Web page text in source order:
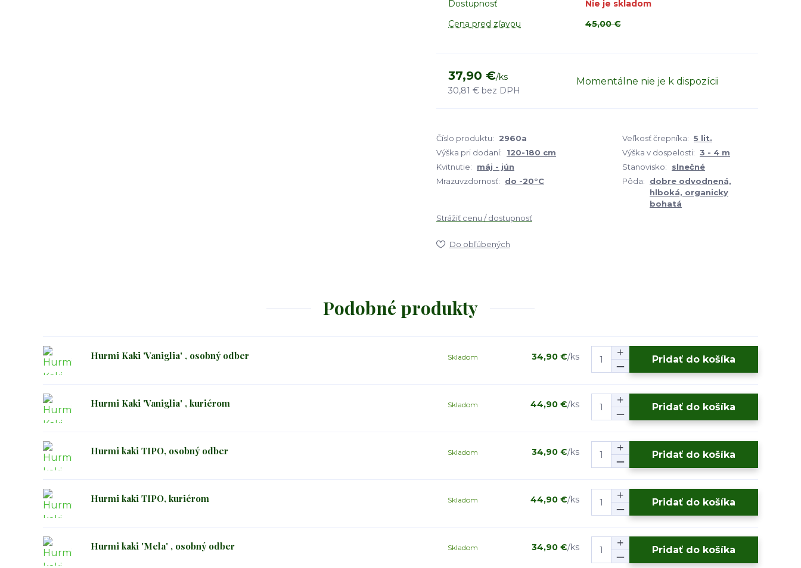
Dostupnosť
Nie je skladom
Cena pred zľavou
45,00 €
37,90 €/ks
30,81 € bez DPH
Momentálne nie je k dispozícii
Číslo produktu: 2960a Veľkosť črepníka: 5 lit.
Výška pri dodaní:
120-180 cm Výška v dospelosti: 3 - 4 m
Kvitnutie:
máj - jún Stanovisko:
slnečné
Mrazuvzdornosť:
do -20°C Pôda:
dobre odvodnená,
hlboká, organicky
bohatá
Strážiť cenu / dostupnosť
Do obľúbených
Podobné produkty
Hurmi Kaki 'Vaniglia' , osobný odber 34,90 €/ks
Skladom Pridať do košíka
Hurmi Kaki 'Vaniglia' , kuriérom 44,90 €/ks
Skladom Pridať do košíka
Hurmi kaki TIPO, osobný odber 34,90 €/ks
Skladom Pridať do košíka
Hurmi kaki TIPO, kuriérom 44,90 €/ks
Skladom Pridať do košíka
Hurmi kaki 'Mela' , osobný odber 34,90 €/ks
Skladom Pridať do košíka